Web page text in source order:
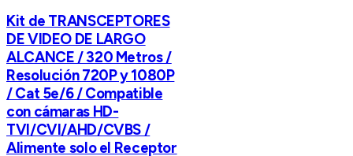
Kit de TRANSCEPTORES
DE VIDEO DE LARGO
ALCANCE / 320 Metros /
Resolución 720P y 1080P
/ Cat 5e/6 / Compatible
con cámaras HD-
TVI/CVI/AHD/CVBS /
Alimente solo el Receptor